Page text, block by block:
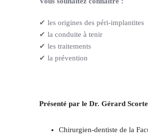
✔ les origines des péri-implantites
✔ la conduite à tenir
✔ les traitements
✔ la prévention
Présenté par le Dr. Gérard
Chirurgien-dentiste de la